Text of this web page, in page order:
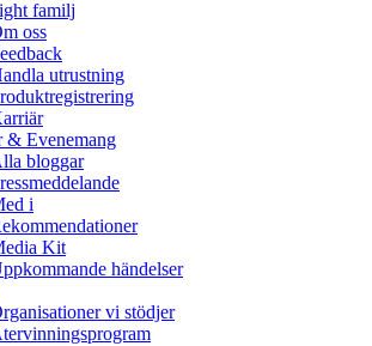
familj
oss
utrustning
& Evenemang
bloggar
i
Kit
händelser
vi stödjer